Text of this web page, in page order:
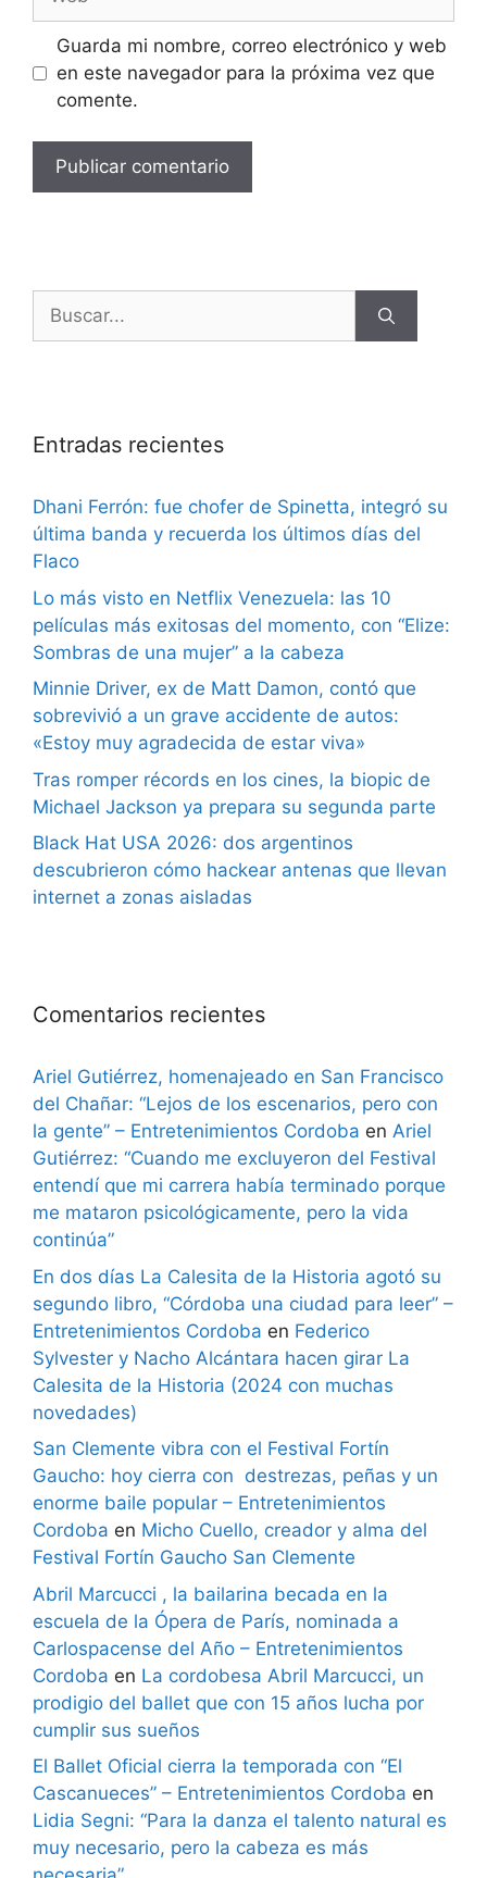
Guarda mi nombre, correo electrónico y web
en este navegador para la próxima vez que
comente.
Entradas recientes
Dhani Ferrón: fue chofer de Spinetta, integró su
última banda y recuerda los últimos días del
Flaco
Lo más visto en Netflix Venezuela: las 10
películas más exitosas del momento, con “Elize:
Sombras de una mujer” a la cabeza
Minnie Driver, ex de Matt Damon, contó que
sobrevivió a un grave accidente de autos:
«Estoy muy agradecida de estar viva»
Tras romper récords en los cines, la biopic de
Michael Jackson ya prepara su segunda parte
Black Hat USA 2026: dos argentinos
descubrieron cómo hackear antenas que llevan
internet a zonas aisladas
Comentarios recientes
Ariel Gutiérrez, homenajeado en San Francisco
del Chañar: “Lejos de los escenarios, pero con
la gente” – Entretenimientos Cordoba en Ariel
Gutiérrez: “Cuando me excluyeron del Festival
entendí que mi carrera había terminado porque
me mataron psicológicamente, pero la vida
continúa”
En dos días La Calesita de la Historia agotó su
segundo libro, “Córdoba una ciudad para leer” –
Entretenimientos Cordoba en Federico
Sylvester y Nacho Alcántara hacen girar La
Calesita de la Historia (2024 con muchas
novedades)
San Clemente vibra con el Festival Fortín
Gaucho: hoy cierra con destrezas, peñas y un
enorme baile popular – Entretenimientos
Cordoba en Micho Cuello, creador y alma del
Festival Fortín Gaucho San Clemente
Abril Marcucci , la bailarina becada en la
escuela de la Ópera de París, nominada a
Carlospacense del Año – Entretenimientos
Cordoba en La cordobesa Abril Marcucci, un
prodigio del ballet que con 15 años lucha por
cumplir sus sueños
El Ballet Oficial cierra la temporada con “El
Cascanueces” – Entretenimientos Cordoba en
Lidia Segni: “Para la danza el talento natural es
muy necesario, pero la cabeza es más